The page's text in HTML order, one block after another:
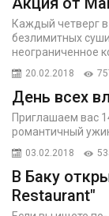
Каждый четверг
безлимитных
неограниченное
20.02.2018
День всех
Приглашаем вас
романтичный ужин
03.02.2018
В Баку
Restaurant"